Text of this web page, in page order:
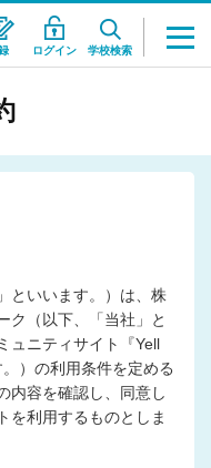
ログイン 学校検索
といいます。）は、株
ク（以下、「当社」と
ュニティサイト『Yell
）の利用条件を定める
内容を確認し、同意し
を利用するものとしま